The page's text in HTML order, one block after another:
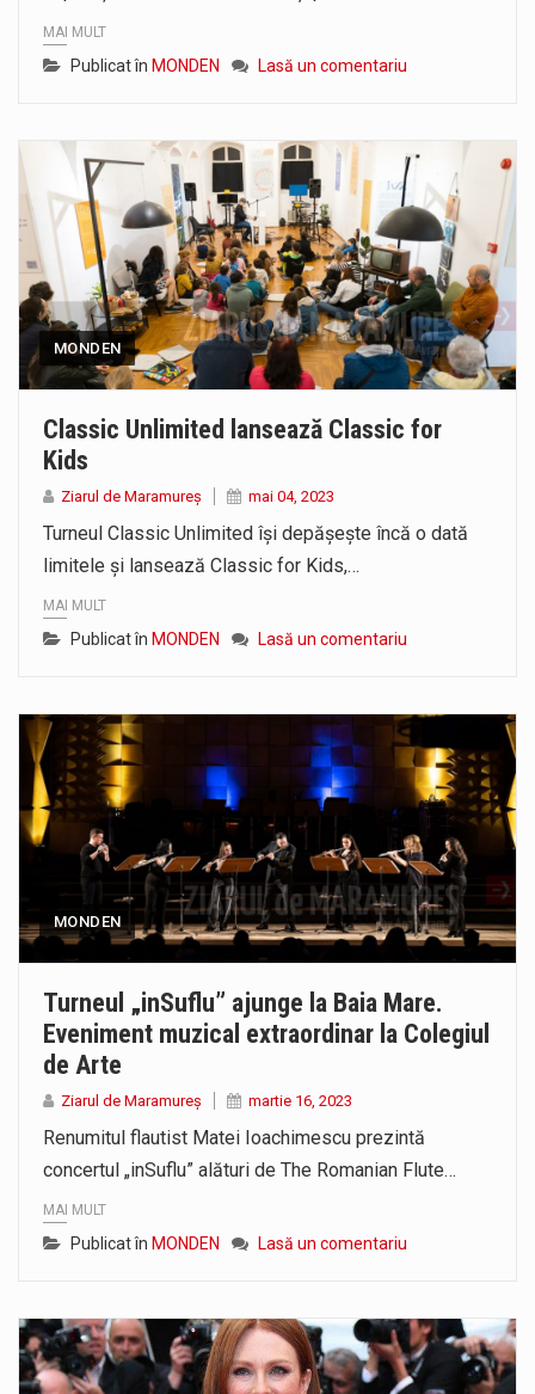
MAI MULT
Publicat în MONDEN Lasă un comentariu
MONDEN
Classic Unlimited lansează Classic for
Kids
Ziarul de Maramureș mai 04, 2023
Turneul Classic Unlimited își depășește încă o dată
limitele și lansează Classic for Kids,…
MAI MULT
Publicat în MONDEN Lasă un comentariu
MONDEN
Turneul „inSuflu” ajunge la Baia Mare.
Eveniment muzical extraordinar la Colegiul
de Arte
Ziarul de Maramureș martie 16, 2023
Renumitul flautist Matei Ioachimescu prezintă
concertul „inSuflu” alături de The Romanian Flute…
MAI MULT
Publicat în MONDEN Lasă un comentariu